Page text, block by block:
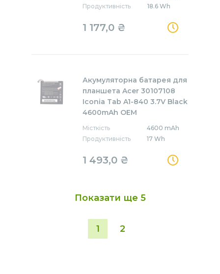
Продуктивність
18.6 Wh
1 177,0 ₴
Акумуляторна батарея для
планшета Acer 30107108
Iconia Tab A1-840 3.7V Black
4600mAh OEM
Місткість
4600 mAh
Продуктивність
17 Wh
1 493,0 ₴
Показати ще 5
1 2